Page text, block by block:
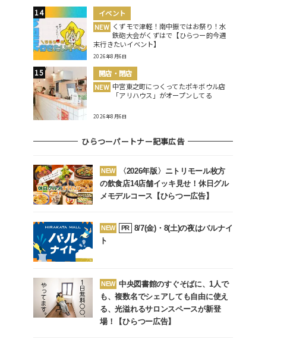
イベント
NEW くずモで津軽！南中振ではお祭り！水
鉄砲大会がくずはで【ひらつー的今週
末行きたいイベント】
2026年8月6日
開店・閉店
NEW 中宮東之町につくってたポキボウル店
「アリハウス」がオープンしてる
2026年8月6日
ひらつーパートナー記事広告
NEW
〈2026年版〉ニトリモール枚方
の飲食店14店舗イッキ見せ！休日グル
メモデルコース【ひらつー広告】
NEW PR
8/7(金)・8(土)の夜はバルナイ
ト
NEW 中央図書館のすぐそばに、1人で
も、複数名でシェアしても自由に使え
る、光溢れるサロンスペースが新登
場！【ひらつー広告】